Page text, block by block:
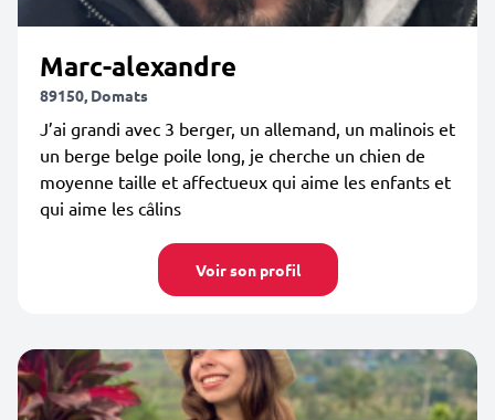
Marc-alexandre
89150, Domats
J’ai grandi avec 3 berger, un allemand, un malinois et
un berge belge poile long, je cherche un chien de
moyenne taille et affectueux qui aime les enfants et
qui aime les câlins
Voir son profil